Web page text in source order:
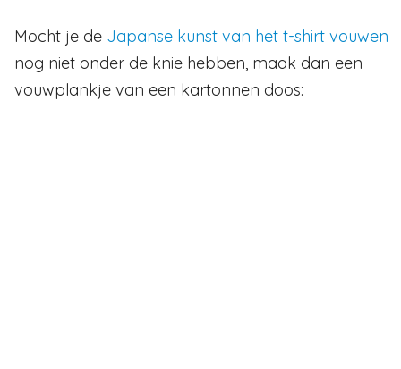
Mocht je de Japanse kunst van het t-shirt vouwen
nog niet onder de knie hebben, maak dan een
vouwplankje van een kartonnen doos: